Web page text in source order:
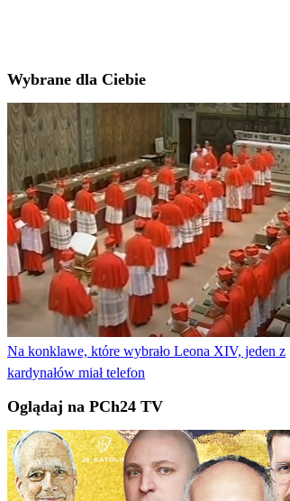
Wybrane dla Ciebie
Na konklawe, które wybrało Leona XIV, jeden z
kardynałów miał telefon
Oglądaj na PCh24 TV